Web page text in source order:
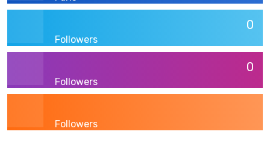
0
Followers
0
Followers
Followers